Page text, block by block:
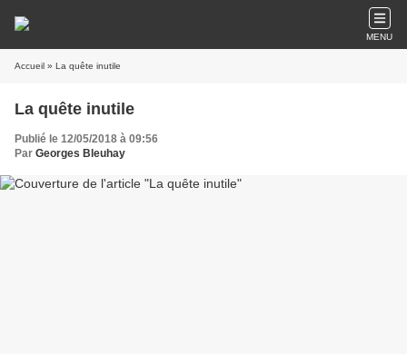
MENU
Accueil » La quête inutile
La quête inutile
Publié le 12/05/2018 à 09:56
Par Georges Bleuhay